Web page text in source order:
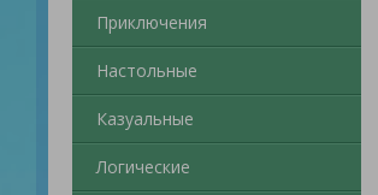
Приключения
Настольные
Казуальные
Логические